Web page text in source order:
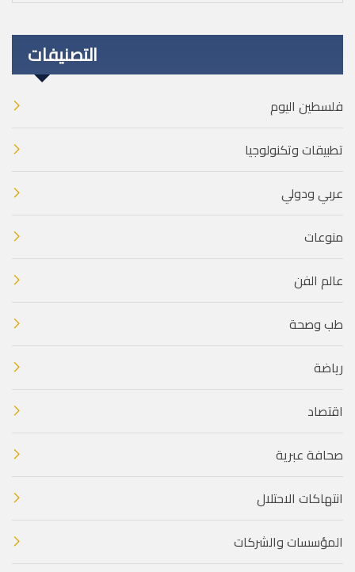
التصنيفات
فلسطين اليوم
تطبيقات وتكنولوجيا
عربي ودولي
منوعات
عالم الفن
طب وصحة
رياضة
اقتصاد
صحافة عبرية
انتهاكات الاحتلال
المؤسسات والشركات